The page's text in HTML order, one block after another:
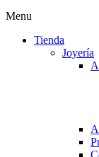
Menu
Tienda
Joyería